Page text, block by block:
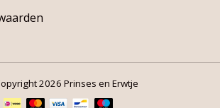
2026 Prinses en Erwtje